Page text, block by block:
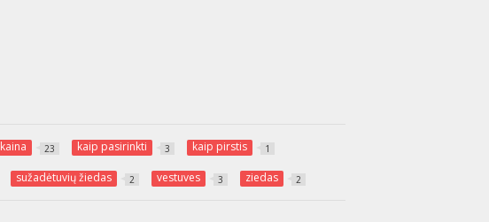
kaina 23 kaip pasirinkti 3 kaip pirstis 1
sužadėtuvių žiedas 2 vestuves 3 ziedas 2